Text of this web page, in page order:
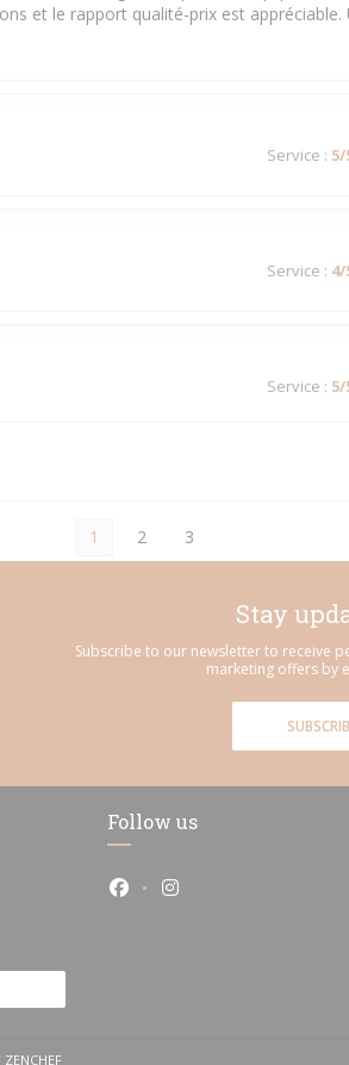
et le rapport qualité-prix est
Service : 5/
Service : 4/
Service : 5/
1 2 3
Stay
Subscribe to our newsletter to receive
marketing offers by
Follow us
Facebook ((opens in a
Instagram ((opens
ZENCHEF((OPENS IN A NEW WINDOW))